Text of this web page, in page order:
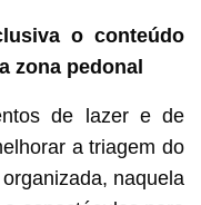
o conteúdo
zona pedonal
de lazer e de
a triagem do
naquela